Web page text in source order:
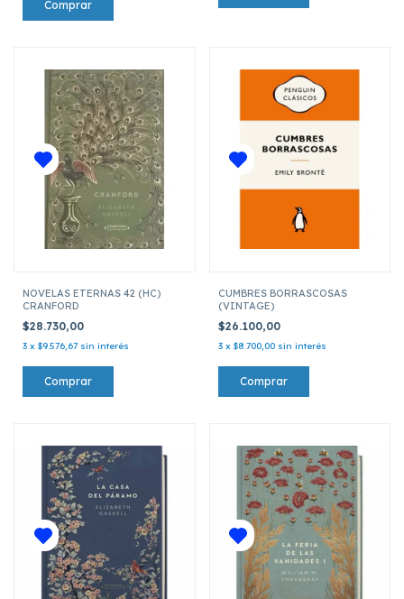
NOVELAS ETERNAS 42 (HC)
CRANFORD
$28.730,00
3 x $9.576,67 sin interés
CUMBRES BORRASCOSAS
(VINTAGE)
$26.100,00
3 x $8.700,00 sin interés